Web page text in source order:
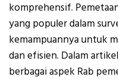
komprehensif.
yang populer dalam
kemampuannya untuk
dan efisien. Dalam
berbagai aspek Rab